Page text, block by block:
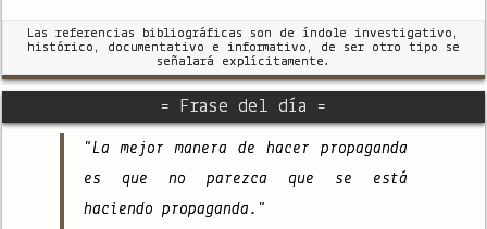
Las referencias bibliográficas son de índole investigativo,
histórico, documentativo e informativo, de ser otro tipo se
señalará explícitamente.
= Frase del día =
"La mejor manera de hacer propaganda
es que no parezca que se está
haciendo propaganda."